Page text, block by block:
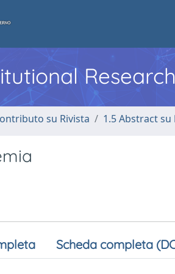
su Rivista 1.5 Abstract su
Scheda completa